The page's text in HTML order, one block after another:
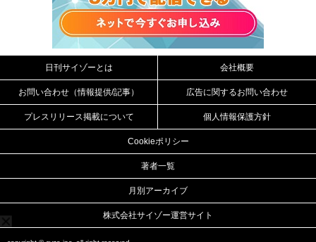
日刊サイゾーとは 会社概要
お問い合わせ（情報提供/記事） 広告に関するお問い合わせ
プレスリリース掲載について 個人情報保護方針
Cookieポリシー
著者一覧
月別アーカイブ
株式会社サイゾー運営サイト